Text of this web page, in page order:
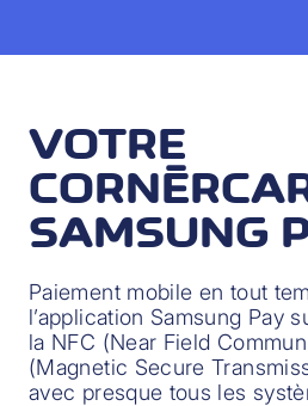
VOTRE
SAMSUNG
Paiement mobile en tout
l’application Samsung Pay
la NFC (Near Field
(Magnetic Secure
avec presque tous les